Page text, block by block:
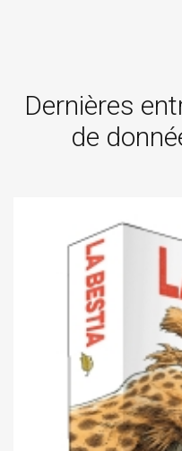
Dernières
de